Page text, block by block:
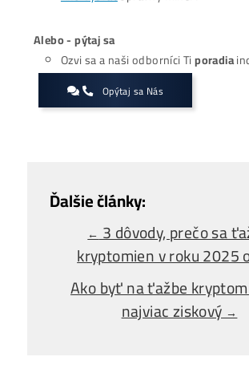
Zaujíma ťa Ťažba Viac?
Ťažba vs Nákup
Ako Vybraťsprávny miner?
Alebo - pýtaj sa
Ozvi sa a naši odborníci Ti
Opýtaj sa Nás